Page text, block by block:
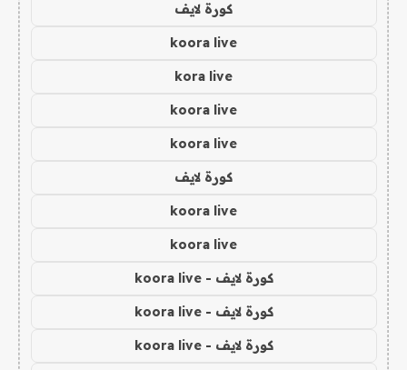
كورة لايف
koora live
kora live
koora live
koora live
كورة لايف
koora live
koora live
كورة لايف - koora live
كورة لايف - koora live
كورة لايف - koora live